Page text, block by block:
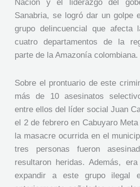
Nación y el liderazgo del
Sanabria, se logró dar un golpe
grupo delincuencial que afecta
cuatro departamentos de la
parte de la Amazonía colombiana.
Sobre el prontuario de este
más de 10 asesinatos
entre ellos del líder social Juan
el 2 de febrero en Cabuyaro
la masacre ocurrida en el
tres personas fueron
resultaron heridas. Además,
expandir a este grupo ilegal